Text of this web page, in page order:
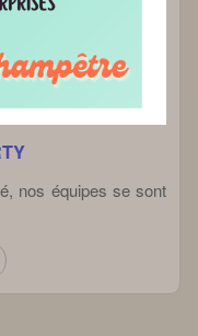
nos équipes se sont